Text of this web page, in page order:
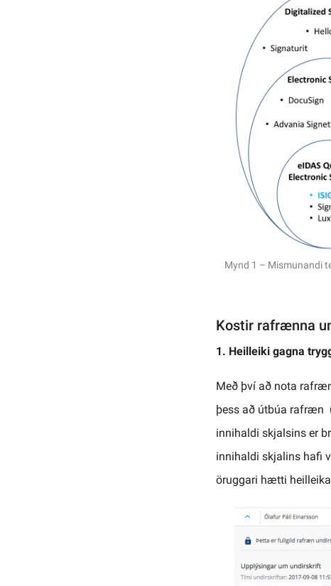
Mynd 1 – Mismunandi
Kostir rafrænna
1. Heilleiki gagna
Með því að nota
þess að útbúa rafræn
innihaldi skjalsins er
innihaldi skjalins hafi
öruggari hætti